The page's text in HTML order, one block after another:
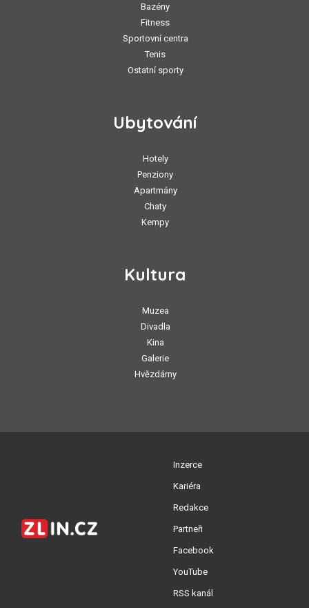
Bazény
Fitness
Sportovní centra
Tenis
Ostatní sporty
Ubytování
Hotely
Penziony
Apartmány
Chaty
Kempy
Kultura
Muzea
Divadla
Kina
Galerie
Hvězdárny
Inzerce
Kariéra
Redakce
Partneři
Facebook
YouTube
RSS kanál